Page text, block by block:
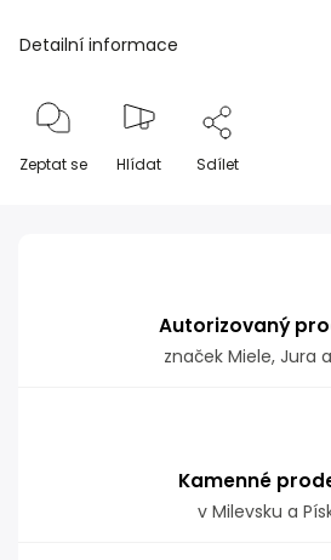
Detailní informace
Zeptat se Hlídat Sdílet
Autorizovaný
značek Miele, Jura
Kamenné
v Milevsku a